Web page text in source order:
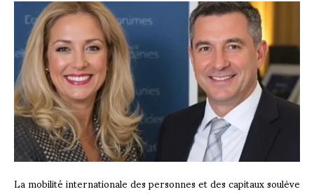
La mobilité internationale des personnes et des capitaux soulève